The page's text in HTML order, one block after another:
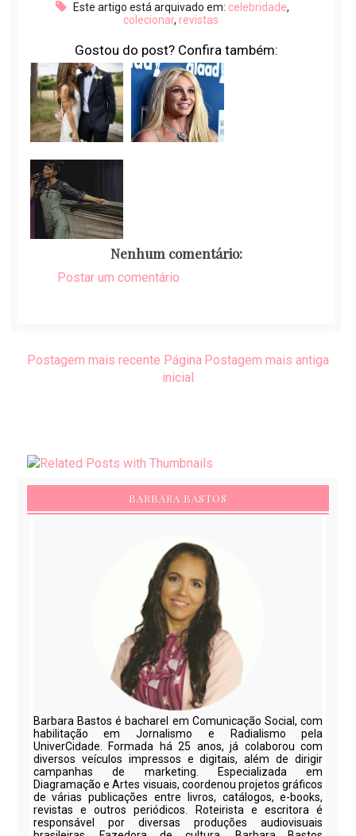
Este artigo está arquivado em: celebridade,
colecionar, revistas
Gostou do post? Confira também:
Nenhum comentário:
Postar um comentário
Postagem mais recente Postagem mais antiga
Página
inicial
BARBARA BASTOS
Barbara Bastos é bacharel em Comunicação Social, com
habilitação em Jornalismo e Radialismo pela
UniverCidade. Formada há 25 anos, já colaborou com
diversos veículos impressos e digitais, além de dirigir
campanhas de marketing. Especializada em
Diagramação e Artes visuais, coordenou projetos gráficos
de várias publicações entre livros, catálogos, e-books,
revistas e outros periódicos. Roteirista e escritora é
responsável por diversas produções audiovisuais